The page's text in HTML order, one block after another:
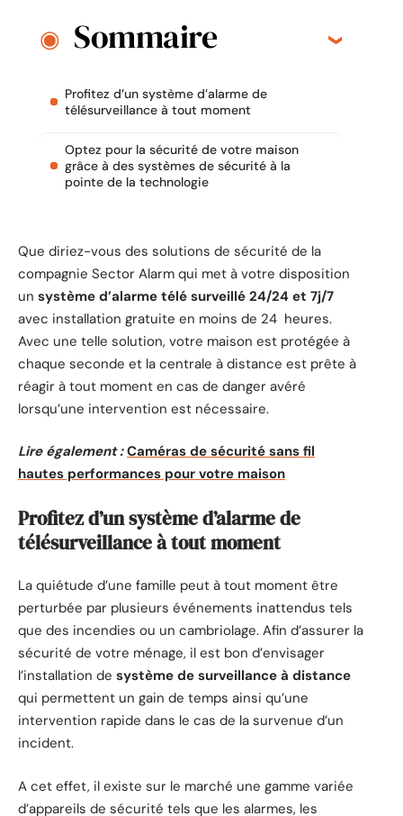
Sommaire
Profitez d’un système d’alarme de
télésurveillance à tout moment
Optez pour la sécurité de votre maison
grâce à des systèmes de sécurité à la
pointe de la technologie
Que diriez-vous des solutions de sécurité de la
compagnie Sector Alarm qui met à votre disposition
un système d’alarme télé surveillé 24/24 et 7j/7
avec installation gratuite en moins de 24 heures.
Avec une telle solution, votre maison est protégée à
chaque seconde et la centrale à distance est prête à
réagir à tout moment en cas de danger avéré
lorsqu’une intervention est nécessaire.
Lire également : Caméras de sécurité sans fil
hautes performances pour votre maison
Profitez d’un système d’alarme de
télésurveillance à tout moment
La quiétude d’une famille peut à tout moment être
perturbée par plusieurs événements inattendus tels
que des incendies ou un cambriolage. Afin d’assurer la
sécurité de votre ménage, il est bon d’envisager
l’installation de système de surveillance à distance
qui permettent un gain de temps ainsi qu’une
intervention rapide dans le cas de la survenue d’un
incident.
A cet effet, il existe sur le marché une gamme variée
d’appareils de sécurité tels que les alarmes, les